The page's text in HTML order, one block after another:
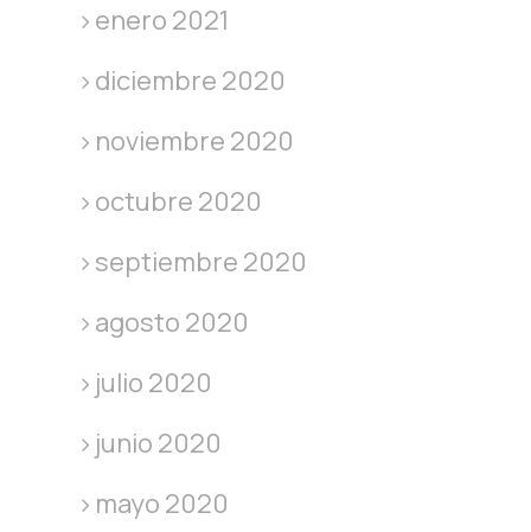
enero 2021
diciembre 2020
noviembre 2020
octubre 2020
septiembre 2020
agosto 2020
julio 2020
junio 2020
mayo 2020